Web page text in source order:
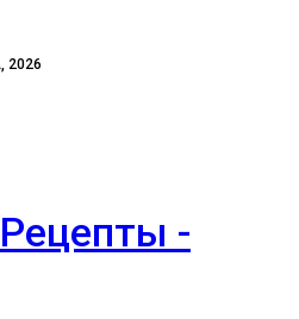
2026
Рецепты -